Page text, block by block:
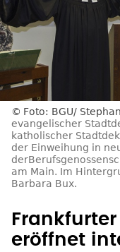
Foto: BGU/
evangelischer
katholischer
der Einweihung in
am Main. Im
Barbara Bux.
eröffnet